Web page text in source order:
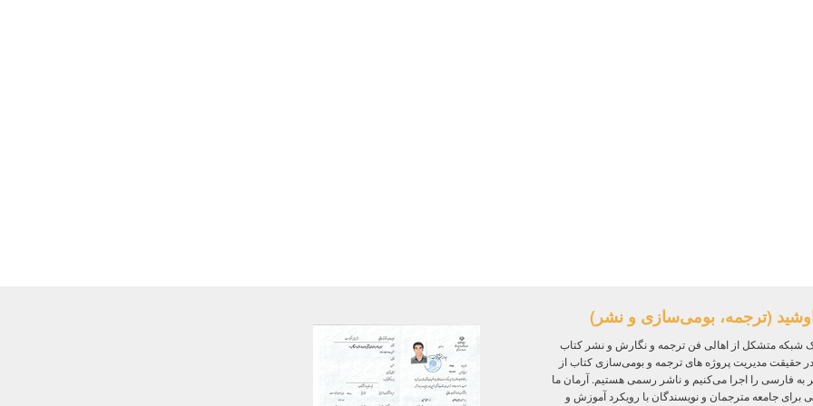
(ترجمه، بومی‌سازی و نشر)
شبکه متشکل از اهالی فن ترجمه و نگارش و نشر کتاب
حقیقت مدیریت پروژه‌ های ترجمه و بومی‌سازی کتاب از
به فارسی را اجرا می‌کنیم و ناشر رسمی هستیم. آرمان ما
برای جامعه مترجمان و نویسندگان با رویکرد آموزش و